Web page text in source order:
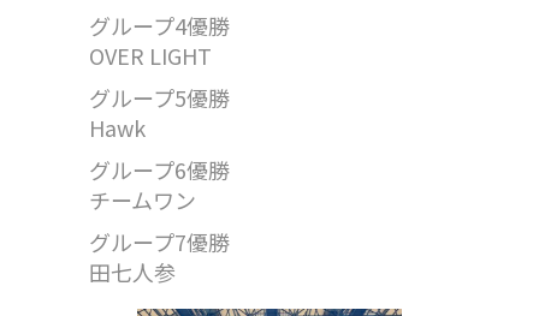
グループ4優勝
OVER LIGHT
グループ5優勝
Hawk
グループ6優勝
チームワン
グループ7優勝
田七人参